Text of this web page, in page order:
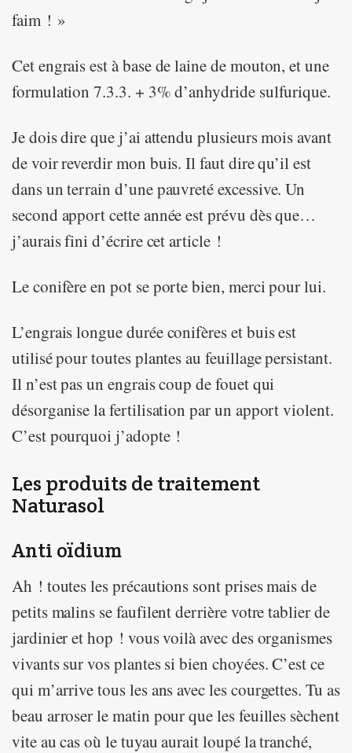
faim ! »
Cet engrais est à base de laine de mouton, et une
formulation 7.3.3. + 3% d’anhydride sulfurique.
Je dois dire que j’ai attendu plusieurs mois avant
de voir reverdir mon buis. Il faut dire qu’il est
dans un terrain d’une pauvreté excessive. Un
second apport cette année est prévu dès que…
j’aurais fini d’écrire cet article !
Le conifère en pot se porte bien, merci pour lui.
L’engrais longue durée conifères et buis est
utilisé pour toutes plantes au feuillage persistant.
Il n’est pas un engrais coup de fouet qui
désorganise la fertilisation par un apport violent.
C’est pourquoi j’adopte !
Les produits de traitement
Naturasol
Anti oïdium
Ah ! toutes les précautions sont prises mais de
petits malins se faufilent derrière votre tablier de
jardinier et hop ! vous voilà avec des organismes
vivants sur vos plantes si bien choyées. C’est ce
qui m’arrive tous les ans avec les courgettes. Tu as
beau arroser le matin pour que les feuilles sèchent
vite au cas où le tuyau aurait loupé la tranché,